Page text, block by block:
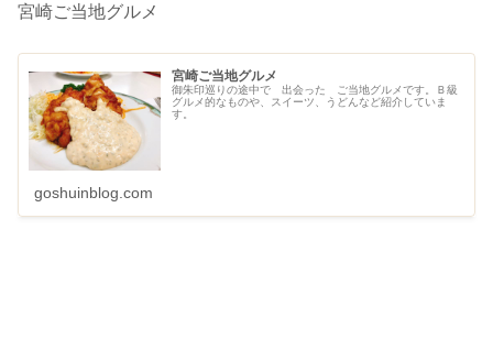
宮崎ご当地グルメ
宮崎ご当地グルメ
御朱印巡りの途中で 出会った ご当地グルメです。Ｂ級
グルメ的なものや、スイーツ、うどんなど紹介していま
す。
goshuinblog.com